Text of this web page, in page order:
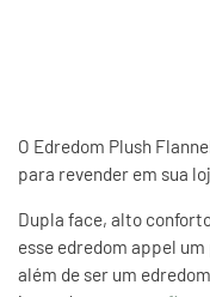
O Edredom Plush
para revender em sua
Dupla face, alto
esse edredom appel
além de ser um